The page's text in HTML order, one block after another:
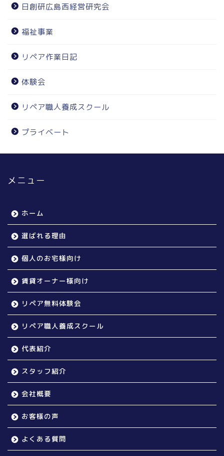
日創研広島西経営研究会
福祉事業
リペア作業日記
体験会
リペア職人養成スクール
プライベート
メニュー
ホーム
選ばれる理由
個人のお宅様向け
賃貸オーナー様向け
リペア無料体験会
リペア職人養成スクール
代表紹介
スタッフ紹介
会社概要
お客様の声
よくある質問